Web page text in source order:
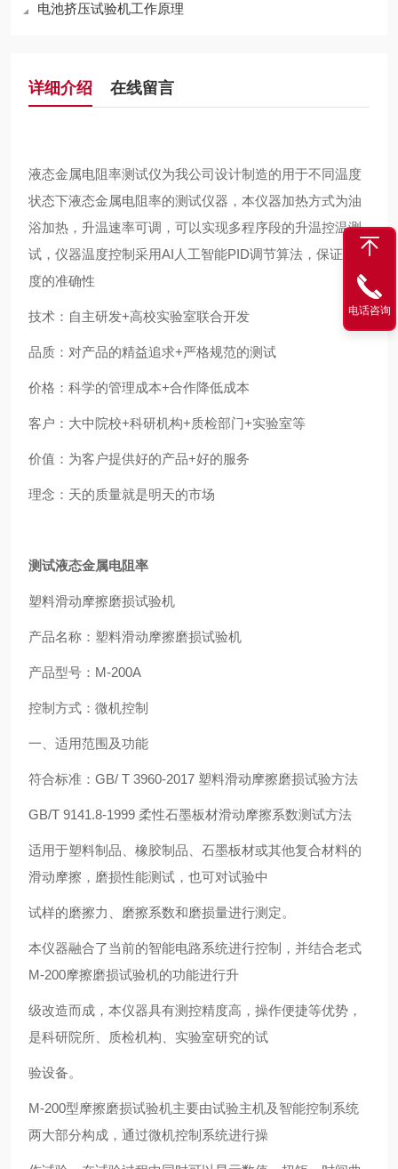
电池挤压试验机工作原理
详细介绍 在线留言
液态金属电阻率测试仪为我公司设计制造的用于不同温度
状态下液态金属电阻率的测试仪器，本仪器加热方式为油
浴加热，升温速率可调，可以实现多程序段的升温控温测
试，仪器温度控制采用AI人工智能PID调节算法，保证了温
度的准确性
技术：自主研发+高校实验室联合开发
品质：对产品的精益追求+严格规范的测试
价格：科学的管理成本+合作降低成本
客户：大中院校+科研机构+质检部门+实验室等
价值：为客户提供好的产品+好的服务
理念：天的质量就是明天的市场
测试液态金属电阻率
塑料滑动摩擦磨损试验机
产品名称：塑料滑动摩擦磨损试验机
产品型号：M-200A
控制方式：微机控制
一、适用范围及功能
符合标准：GB/ T 3960-2017 塑料滑动摩擦磨损试验方法
GB/T 9141.8-1999 柔性石墨板材滑动摩擦系数测试方法
适用于塑料制品、橡胶制品、石墨板材或其他复合材料的
滑动摩擦，磨损性能测试，也可对试验中
试样的磨擦力、磨擦系数和磨损量进行测定。
本仪器融合了当前的智能电路系统进行控制，并结合老式
M-200摩擦磨损试验机的功能进行升
级改造而成，本仪器具有测控精度高，操作便捷等优势，
是科研院所、质检机构、实验室研究的试
验设备。
M-200型摩擦磨损试验机主要由试验主机及智能控制系统
两大部分构成，通过微机控制系统进行操
电话咨询